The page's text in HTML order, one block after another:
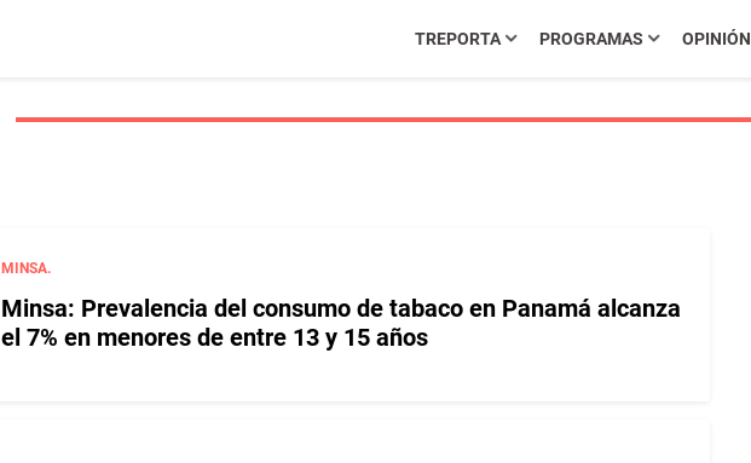
TREPORTA PROGRAMAS OPINIÓN
MINSA.
Minsa: Prevalencia del consumo de tabaco en Panamá alcanza
el 7% en menores de entre 13 y 15 años